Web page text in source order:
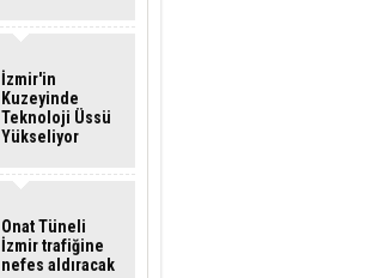
Çağrısı
İzmir'in
Kuzeyinde
Teknoloji Üssü
Yükseliyor
Onat Tüneli
İzmir trafiğine
nefes aldıracak